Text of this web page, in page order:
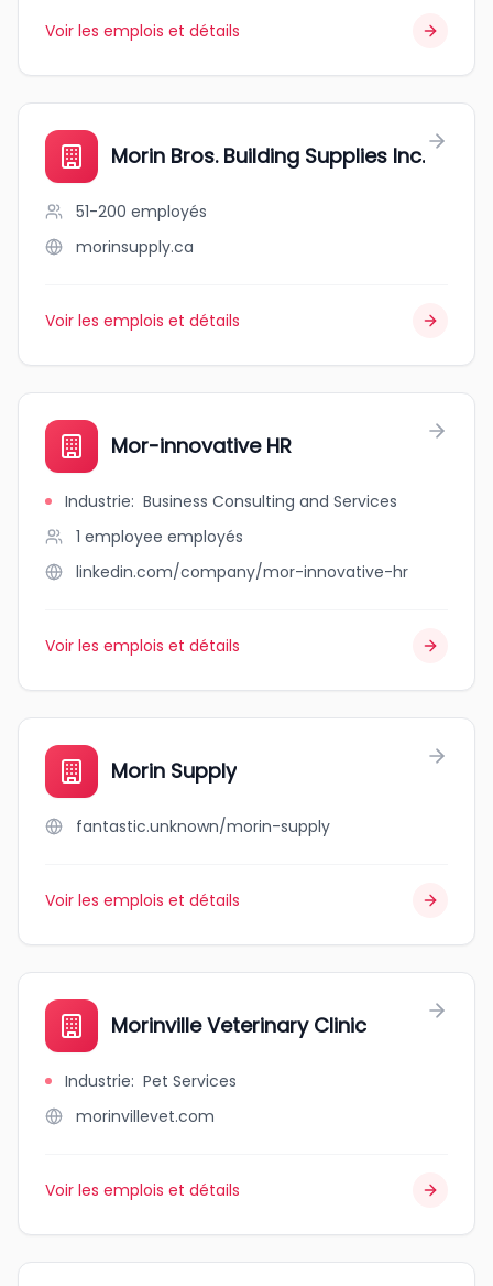
Voir les emplois et détails
Morin Bros. Building Supplies Inc.
51-200 employés
morinsupply.ca
Voir les emplois et détails
Mor-innovative HR
Industrie: Business Consulting and Services
1 employee employés
linkedin.com/company/mor-innovative-hr
Voir les emplois et détails
Morin Supply
fantastic.unknown/morin-supply
Voir les emplois et détails
Morinville Veterinary Clinic
Industrie: Pet Services
morinvillevet.com
Voir les emplois et détails